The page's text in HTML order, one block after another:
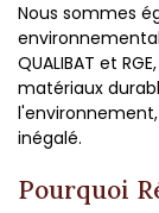
Nous sommes
QUALIBAT et
matériaux
inégalé.
Pourquoi